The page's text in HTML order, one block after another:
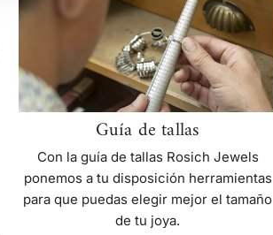
tallas
Guía de tallas
Con la guía de tallas Rosich Jewels
ponemos a tu disposición herramientas
para que puedas elegir mejor el tamaño
de tu joya.